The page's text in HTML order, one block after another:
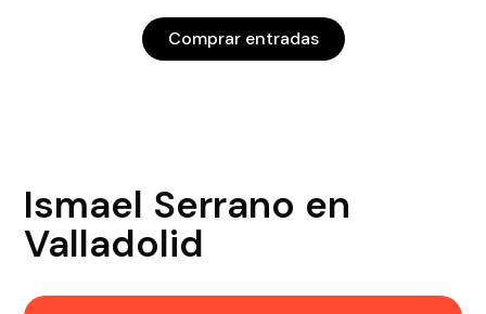
Comprar entradas
Ismael Serrano en
Valladolid